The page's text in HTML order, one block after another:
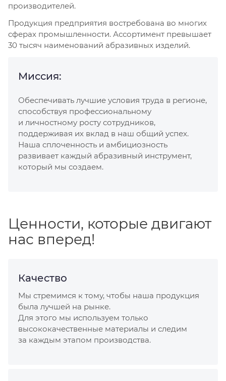
производителей.
Продукция предприятия востребована во многих
сферах промышленности. Ассортимент превышает
30 тысяч наименований абразивных изделий.
Миссия:
Обеспечивать лучшие условия труда в регионе,
способствуя профессиональному
и личностному росту сотрудников,
поддерживая их вклад в наш общий успех.
Наша сплоченность и амбициозность
развивает каждый абразивный инструмент,
который мы создаем.
Ценности, которые двигают
нас вперед!
Качество
Мы стремимся к тому, чтобы наша продукция
была лучшей на рынке.
Для этого мы используем только
высококачественные материалы и следим
за каждым этапом производства.